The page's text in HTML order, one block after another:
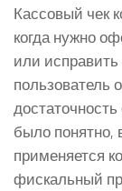
Кассовый чек
когда нужно
или
пользователь
было понятно,
применяется
фискальный